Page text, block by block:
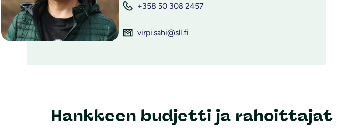
+358 50 308 2457
virpi.sahi@sll.fi
Hankkeen budjetti ja rahoittajat